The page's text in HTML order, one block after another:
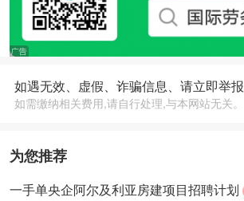
如遇无效、虚假、诈骗信息、请立即举报
如需缴纳相关费用,请自行处理,与本网站无关。
为您推荐
一手单央企阿尔及利亚房建项目招聘计划